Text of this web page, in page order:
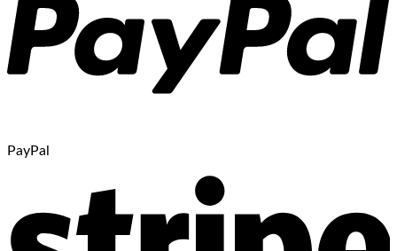
PayPal